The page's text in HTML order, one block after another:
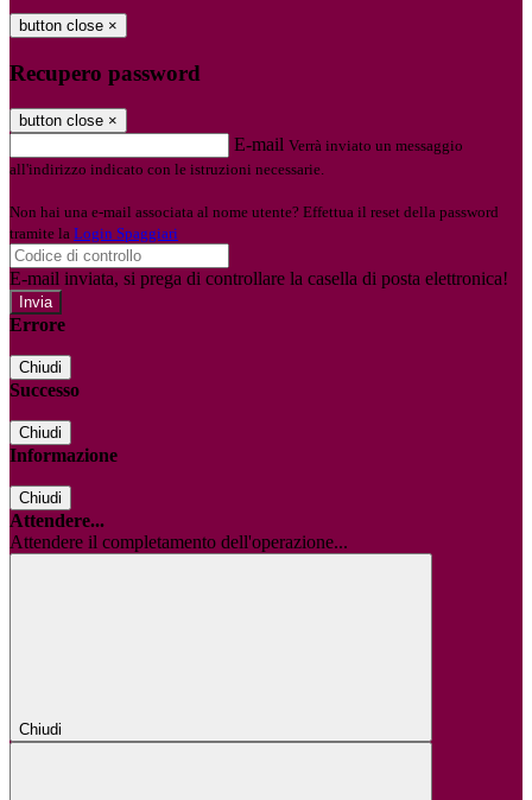
button close ×
Recupero password
button close ×
E-mail Verrà inviato un messaggio
all'indirizzo indicato con le istruzioni necessarie.
Non hai una e-mail associata al nome utente? Effettua il reset della password
tramite la Login Spaggiari
E-mail inviata, si prega di controllare la casella di posta elettronica!
Errore
Chiudi
Successo
Chiudi
Informazione
Chiudi
Attendere...
Attendere il completamento dell'operazione...
Chiudi